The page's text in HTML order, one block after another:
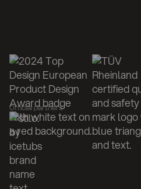
Official partners